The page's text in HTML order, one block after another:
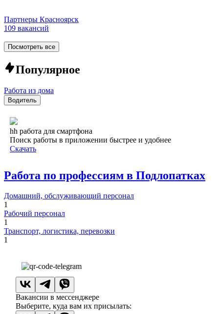
Партнеры Красноярск
109 вакансий
Посмотреть все
Популярное
Работа из дома
Водитель
hh работа для смартфона
Поиск работы в приложении быстрее и удобнее
Скачать
Работа по профессиям в Подлопатках
Домашний, обслуживающий персонал
1
Рабочий персонал
1
Транспорт, логистика, перевозки
1
Вакансии в мессенджере
Выберите, куда вам их присылать: